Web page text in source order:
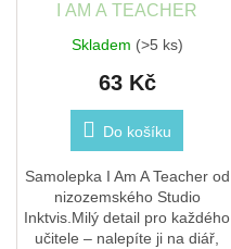
I AM A TEACHER
Skladem (>5 ks)
63 Kč
Do košíku
Samolepka I Am A Teacher od
nizozemského Studio
Inktvis.Milý detail pro každého
učitele – nalepíte ji na diář,